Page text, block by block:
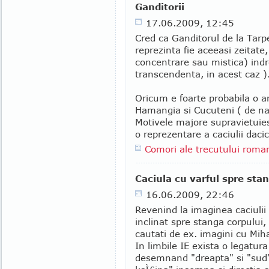
Ganditorii
17.06.2009, 12:45
Cred ca Ganditorul de la
reprezinta fie aceeasi
concentrare sau mistica)
transcendenta, in acest caz
Oricum e foarte probabila o
Hamangia si Cucuteni ( de
Motivele majore
o reprezentare a caciulii
Comori ale trecutului
Caciula cu varful spre
16.06.2009, 22:46
Revenind la imaginea
inclinat spre stanga
cautati de ex. imagini cu
In limbile IE exista o
desemnand "dreapta" si